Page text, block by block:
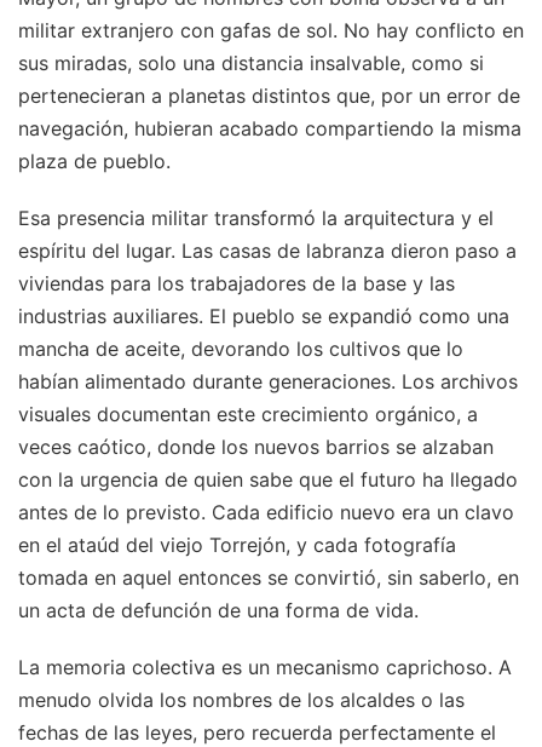
militar extranjero con gafas de sol. No hay conflicto en
sus miradas, solo una distancia insalvable, como si
pertenecieran a planetas distintos que, por un error de
navegación, hubieran acabado compartiendo la misma
plaza de pueblo.
Esa presencia militar transformó la arquitectura y el
espíritu del lugar. Las casas de labranza dieron paso a
viviendas para los trabajadores de la base y las
industrias auxiliares. El pueblo se expandió como una
mancha de aceite, devorando los cultivos que lo
habían alimentado durante generaciones. Los archivos
visuales documentan este crecimiento orgánico, a
veces caótico, donde los nuevos barrios se alzaban
con la urgencia de quien sabe que el futuro ha llegado
antes de lo previsto. Cada edificio nuevo era un clavo
en el ataúd del viejo Torrejón, y cada fotografía
tomada en aquel entonces se convirtió, sin saberlo, en
un acta de defunción de una forma de vida.
La memoria colectiva es un mecanismo caprichoso. A
menudo olvida los nombres de los alcaldes o las
fechas de las leyes, pero recuerda perfectamente el